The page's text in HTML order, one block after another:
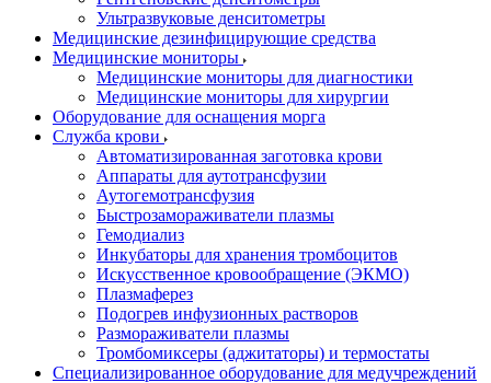
Ультразвуковые денситометры
Медицинские дезинфицирующие средства
Медицинские мониторы
Медицинские мониторы для диагностики
Медицинские мониторы для хирургии
Оборудование для оснащения морга
Служба крови
Автоматизированная заготовка крови
Аппараты для аутотрансфузии
Аутогемотрансфузия
Быстрозамораживатели плазмы
Гемодиализ
Инкубаторы для хранения тромбоцитов
Искусственное кровообращение (ЭКМО)
Плазмаферез
Подогрев инфузионных растворов
Размораживатели плазмы
Тромбомиксеры (аджитаторы) и термостаты
Специализированное оборудование для медучреждений